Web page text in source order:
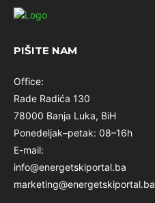
PIŠITE NAM
Office:
Rade Radića 130
78000 Banja Luka, BiH
Ponedeljak–petak: 08–16h
E-mail:
info@energetskiportal.ba
marketing@energetskiportal.ba